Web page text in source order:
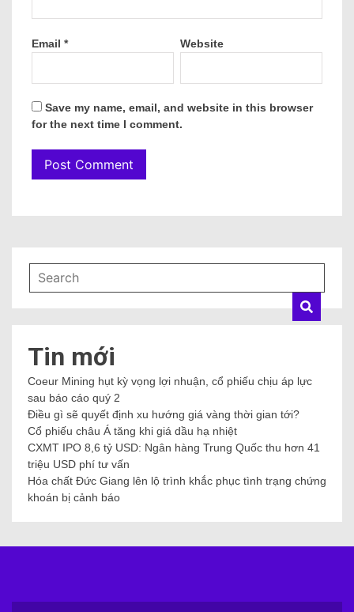
Email * Website
Save my name, email, and website in this browser
for the next time I comment.
Tin mới
Coeur Mining hụt kỳ vọng lợi nhuận, cổ phiếu chịu áp lực
sau báo cáo quý 2
Điều gì sẽ quyết định xu hướng giá vàng thời gian tới?
Cổ phiếu châu Á tăng khi giá dầu hạ nhiệt
CXMT IPO 8,6 tỷ USD: Ngân hàng Trung Quốc thu hơn 41
triệu USD phí tư vấn
Hóa chất Đức Giang lên lộ trình khắc phục tình trạng chứng
khoán bị cảnh báo